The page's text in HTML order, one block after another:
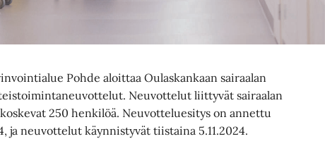
Pohde aloittaa Oulaskankaan sairaalan
Neuvottelut liittyvät sairaalan
250 henkilöä. Neuvotteluesitys on annettu
ja neuvottelut käynnistyvät tiistaina 5.11.2024.